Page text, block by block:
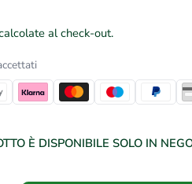
al check-out.
È DISPONIBILE SOLO IN